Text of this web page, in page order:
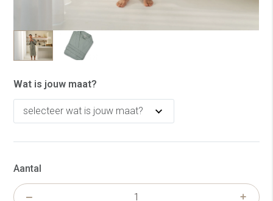
Wat is jouw maat?
Aantal